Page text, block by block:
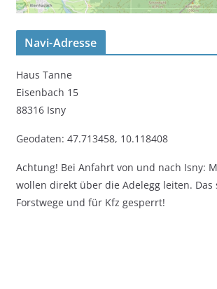
Navi-Adresse
Haus Tanne
Eisenbach 15
88316 Isny
Geodaten: 47.713458, 10.118408
Achtung! Bei Anfahrt von und nach Isny:
wollen direkt über die Adelegg leiten. Das
Forstwege und für Kfz gesperrt!